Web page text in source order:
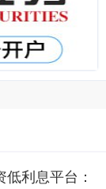
利息平台：